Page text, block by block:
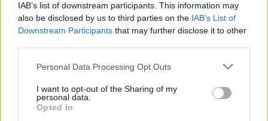
IAB’s list of downstream participants. This information may
also be disclosed by us to third parties on the IAB’s List of
Downstream Participants that may further disclose it to other
Please note that this website/app uses one or more Google
not limited to your visit or usage behaviour. You may click to
grant or deny consent to Google and its third-party tags to
use your data for below specified purposes in below Google
Personal Data Processing Opt Outs
I want to opt-out of the Sharing of my
personal data.
Opted In
„Soha nem éreztem jól magam bikiniben, de ezt 10
dollárért vettem, és ragyogóan érzem magam”.
Úgy tűnik, hogy a negatív kommenteket nem veszi zokon, és
hitelességével. Ők bátorítják őt, hogy folytassa a posztolást,
és ne törődjön a gyűlölködőkkel és trollokkal.